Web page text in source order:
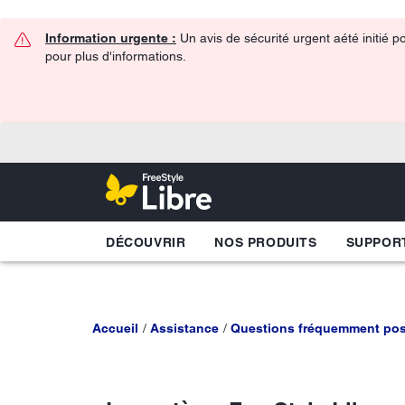
Information urgente : Un avis de sécurité urgent aété initié
pour plus d'informations.
DÉCOUVRIR NOS PRODUITS
Accueil Assistance Questions fréquemment